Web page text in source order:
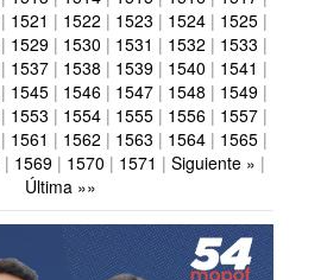
| 1521 | 1522 | 1523 | 1524 | 1525 |
| 1529 | 1530 | 1531 | 1532 | 1533 |
| 1537 | 1538 | 1539 | 1540 | 1541 |
| 1545 | 1546 | 1547 | 1548 | 1549 |
| 1553 | 1554 | 1555 | 1556 | 1557 |
| 1561 | 1562 | 1563 | 1564 | 1565 |
| 1569| 1570 | 1571 | Siguiente » |
Última »»